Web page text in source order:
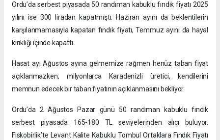
Ordu’da serbest piyasada 50 randıman kabuklu fındık fiyatı 2025
yılını ise 300 liradan kapatmıştı. Haziran ayını da beklentilerin
karşılanmamasıyla kapatan fındık fiyatı, Temmuz ayını da hayal
kırıklığı içinde kapattı.
Hasat ayı Ağustos ayına gelmemize rağmen henüz taban fiyat
açıklanmazken, milyonlarca Karadenizli üretici, kendilerini
memnun edecek bir taban fiyatının açıklanmasını bekliyor.
Ordu’da 2 Ağustos Pazar günü 50 randıman kabuklu fındık
serbest piyasada 165-180 TL seviyelerinden alıcı buluyor.
Fiskobirlik’te Levant Kalite Kabuklu Tombul Ortaklara Fındık Fiyatı